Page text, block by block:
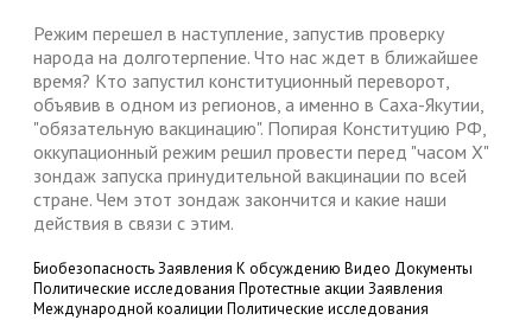
Режим перешел в наступление, запустив проверку
народа на долготерпение. Что нас ждет в ближайшее
время? Кто запустил конституционный переворот,
объявив в одном из регионов, а именно в Саха-Якутии,
"обязательную вакцинацию". Попирая Конституцию РФ,
оккупационный режим решил провести перед "часом Х"
зондаж запуска принудительной вакцинации по всей
стране. Чем этот зондаж закончится и какие наши
действия в связи с этим.
БиобезопасностьЗаявления К обсуждению Видео Документы
Политические исследования Протестные акции Заявления
Международной коалиции Политические исследования